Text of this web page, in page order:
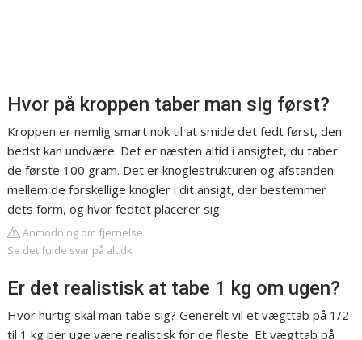
Hvor på kroppen taber man sig først?
Kroppen er nemlig smart nok til at smide det fedt først, den
bedst kan undvære. Det er næsten altid i ansigtet, du taber
de første 100 gram. Det er knoglestrukturen og afstanden
mellem de forskellige knogler i dit ansigt, der bestemmer
dets form, og hvor fedtet placerer sig.
Anmodning om fjernelse
Se det fulde svar på alt.dk
Er det realistisk at tabe 1 kg om ugen?
Hvor hurtig skal man tabe sig? Generelt vil et vægttab på 1/2
til 1 kg per uge være realistisk for de fleste. Et vægttab på